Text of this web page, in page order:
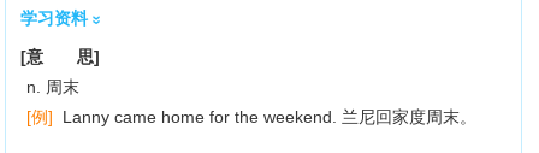
学习资料
[意 思]
n. 周末
[例] Lanny came home for the weekend. 兰尼回家度周末。